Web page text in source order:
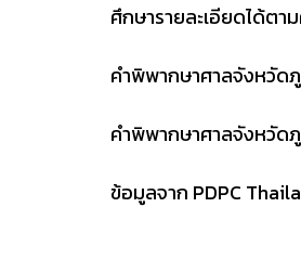
ศึกษารายละเอียดได้ต
คำพิพากษาศาลจังหวัด
คำพิพากษาศาลจังหวัด
ข้อมูลจาก PDPC